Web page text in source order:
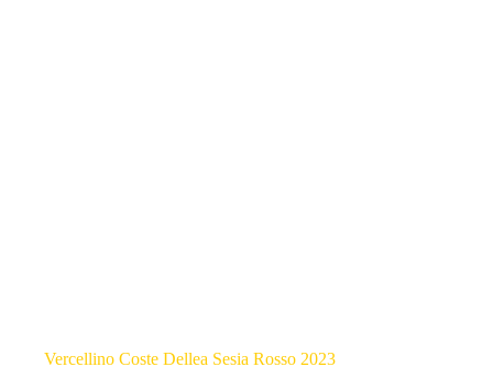
Vercellino Coste Dellea Sesia Rosso 2023